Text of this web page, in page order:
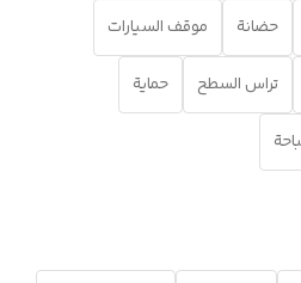
حضانة موقف السيارات
تراس السطح حماية